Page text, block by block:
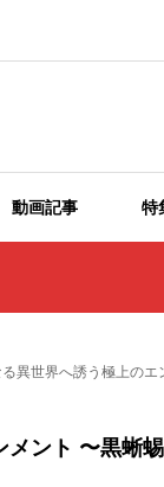
動画記事 特
異世界へ誘う極上の
メント 〜黒蜥